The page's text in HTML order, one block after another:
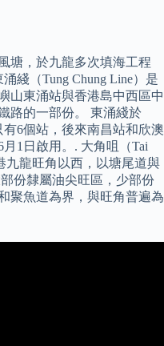
塘，於九龍多次填海工程
綫（Tung Chung Line）是
山東涌站與香港島中西區中
路的一部份。 東涌綫於
6個站，後來南昌站和欣澳
月1日啟用。. 大角咀（Tai
九龍旺角以西，以塘尾道與
份隸屬油尖旺區，少部份
聚魚道為界，與旺角普遍為